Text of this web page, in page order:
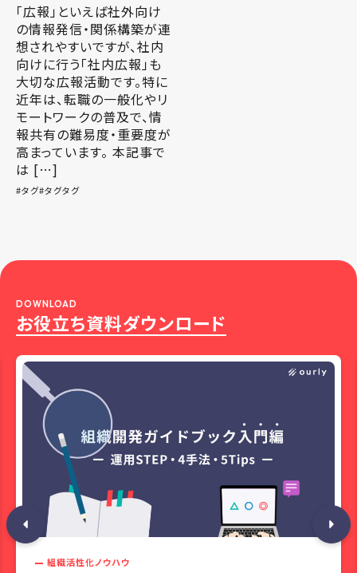
「広報」といえば社外向け
の情報発信・関係構築が連
想されやすいですが、社内
向けに行う「社内広報」も
大切な広報活動です。特に
近年は、転職の一般化やリ
モートワークの普及で、情
報共有の難易度・重要度が
高まっています。 本記事で
は […]
タグ タグタグ
お役立ち資料ダウンロード
DOWNLOAD
組織活性化ノウハウ